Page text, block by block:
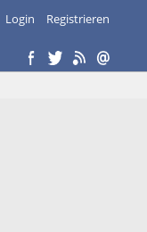
Login Registrieren